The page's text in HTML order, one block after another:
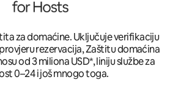
za domaćine. Uključuje verifikaciju
rezervacija, Zaštitu domaćina
od 3 miliona USD*, liniju službe za
0–24 i još mnogo toga.